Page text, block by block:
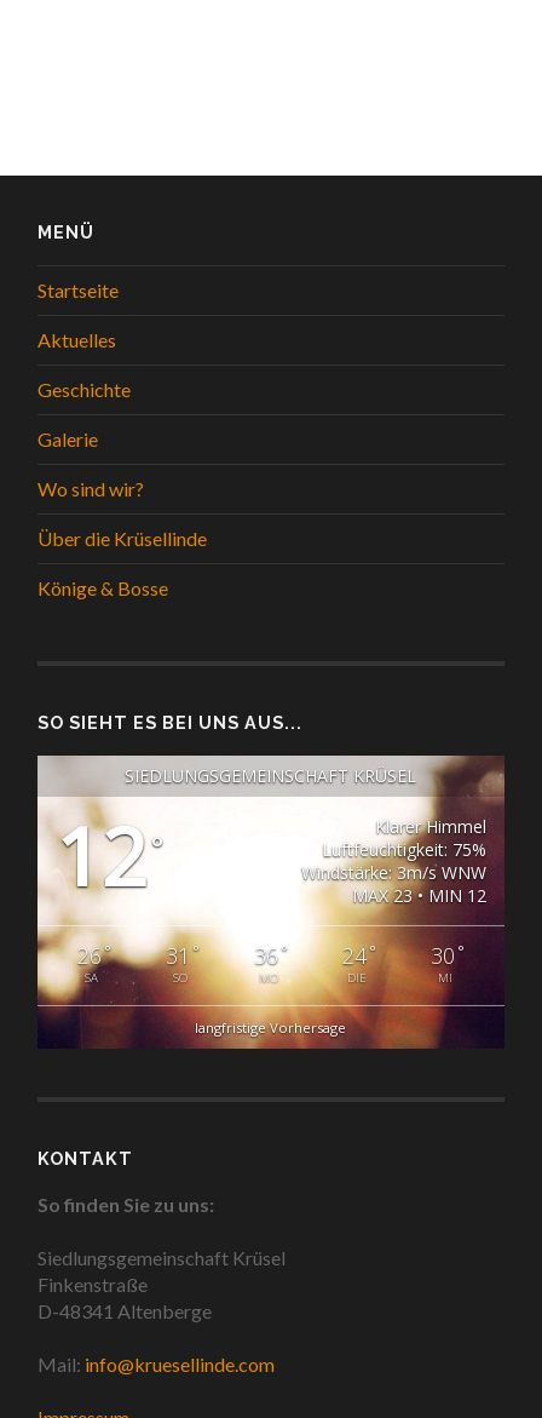
MENÜ
Startseite
Aktuelles
Geschichte
Galerie
Wo sind wir?
Über die Krüsellinde
Könige & Bosse
SO SIEHT ES BEI UNS AUS...
SIEDLUNGSGEMEINSCHAFT KRÜSEL
12°
Klarer Himmel
Luftfeuchtigkeit: 75%
Windstärke: 3m/s WNW
MAX 23 • MIN 12
26°
SA
31°
SO
36°
MO
24°
DIE
30 °
MI
langfristige Vorhersage
KONTAKT
So finden Sie zu uns:
Siedlungsgemeinschaft Krüsel
Finkenstraße
D-48341 Altenberge
Mail: info@kruesellinde.com